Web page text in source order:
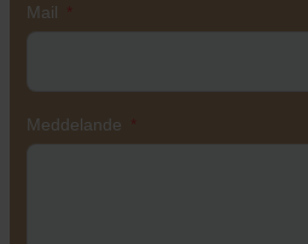
Mail
Meddelande